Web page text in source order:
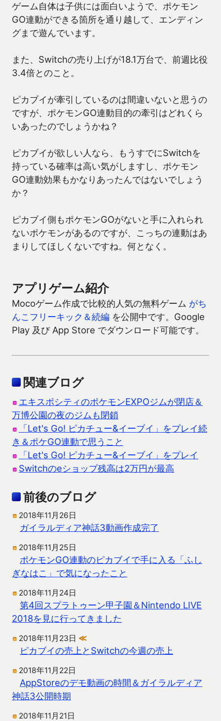
ゲーム自体は子供には面白いようで、ポケモン
GO連動ができる箇所を通り越して、エンディン
グまで遊んでいます。
また、Switchの売り上げが18.1万台で、前週比役
3.4倍とのこと。
ピカブイが牽引しているのは間違いないと思うの
ですが、ポケモンGO連動目的の牽引はどれくら
いあったのでしょうかね？
ピカブイが欲しい人なら、もうすでにSwitchを
持っている確率は高い気がしますし、ポケモン
GO連動効果もかなりあったんではないでしょう
か？
ピカブイ側もポケモンGOがないと手に入れられ
ないポケモンがあるのですが、こっちの連動はあ
まりしてほしくないですね。何となく。
アプリゲーム紹介
Mocoゲーム作成で比較的人気の無料ゲーム がち
んこフリーキック＆続編 を公開中です。Google
Play 及び App Store でダウンロード可能です。
関連ブログ
エキスポシティのポケモンEXPOジムが閉店＆
万博公園の夜のジムも閉鎖
「Let's Go! ピカチュー&イーブイ」をプレイ続
き＆ポケGO連動で思うこと
「Let's Go! ピカチュー&イーブイ」をプレイ
Switchのeショップ残高は2万円が最高
前後のブログ
2018年11月26日
ガイラルディア神話3動画作成完了
2018年11月25日
ポケモンGO連動のピカブイで手に入る「ふし
ぎなはこ」で気になったこと
2018年11月24日
第4回スプラトゥーン甲子園＆Nintendo LIVE
2018を見に行ってきました
2018年11月23日 ≪
ピカブイの売上とSwitchの今週の売上
2018年11月22日
AppStoreのデモ動画の時間＆ガイラルディア
神話3公開時期
2018年11月21日